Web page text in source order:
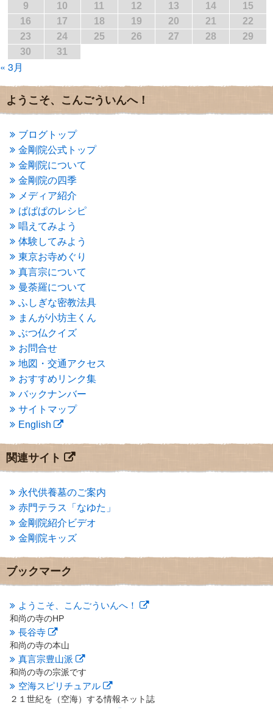
2017年1月(2)
2016年12月(4)
2016年11月(3)
2016年10月(1)
2016年9月
2016年6月
(2)
2016年5月(3)
2016年4月
(4)
2016年3月(4)
2016年2月(5)
2016年1月(3)
2015年12月(6)
2015年11月(4)
2015年10月
(4)
2015年9月
(3)
2015年8月(4)
2015年7月(4)
2015年6月(3)
2015年5月(1)
2015年4月(1)
(3)
2015年2月(3)
2015年1月(1)
2014年12月 (2)
2014年9月
2014年5月(1)
2014年4月 (4)
2014年1月 (1)
2013年11月(4)
2013年10月 (2)
2013年9月(4)
2013年7月
(7)
2013年6月 (6)
2013年5月(13)
2013年4月(1)
2013年3月
(4)
2013年2月(6)
2013年1月(6)
2012年12月(7)
2012年10月(5)
2012年9月
(8)
2012年7月
(10)
2012年6月(14)
2012年5月
2012年4月(16)
2012年3月 (17)
2012年2月(20)
2012年1月(25)
2011年12月(22)
2011年11月(28)
9 10 11 12 13 14
15
16
17 18 19 20 21
22
23
24 25 26 27 28
29
30
31
« 3月
ようこそ、こんごういんへ！
ブログトップ
金剛院公式トップ
金剛院について
金剛院の四季
メディア紹介
ぱぱぱのレシピ
唱えてみよう
体験してみよう
東京お寺めぐり
真言宗について
曼荼羅について
ふしぎな密教法具
まんが小坊主くん
ぶつ仏クイズ
お問合せ
地図・交通アクセス
おすすめリンク集
バックナンバー
サイトマップ
English
関連サイト
永代供養墓のご案内
赤門テラス「なゆた」
金剛院紹介ビデオ
金剛院キッズ
ブックマーク
ようこそ、こんごういんへ！
和尚の寺のHP
長谷寺
和尚の寺の本山
真言宗豊山派
和尚の寺の宗派です
空海スピリチュアル
２１世紀を（空海）する情報ネット誌